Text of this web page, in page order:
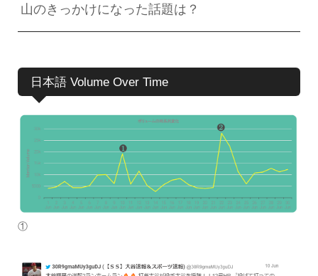
山のきっかけになった話題は？
日本語 Volume Over Time
①